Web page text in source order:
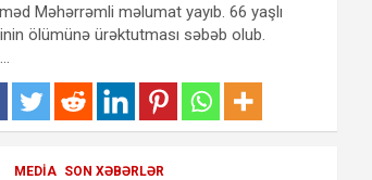
Məhərrəmli məlumat yayıb. 66 yaşlı
ölümünə ürəktutması səbəb olub.
MEDIA SON XƏBƏRLƏR